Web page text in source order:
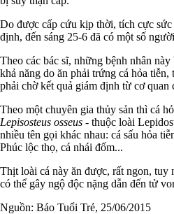
Do được cấp cứu kịp thời, tích cực
định, đến sáng 25-6 đã có một số
Theo các bác sĩ, những bệnh nhân
khả năng do ăn phải trứng cá hỏa
phải chờ kết quả giám định từ cơ quan
Theo một chuyên gia thủy sản thì cá
Lepisosteus osseus - thuộc loài
nhiều tên gọi khác nhau: cá sấu hỏa
Phúc lộc thọ, cá nhái đốm...
Thịt loài cá này ăn được, rất ngon, tuy
có thể gây ngộ độc nặng dẫn đến tử
Nguồn: Báo Tuổi Trẻ, 25/06/2015